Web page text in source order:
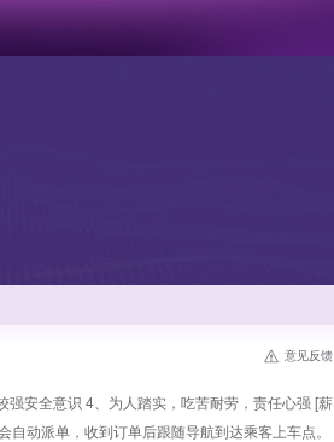
意见反馈
安全意识 4、为人踏实，吃苦耐劳，责任心强 [薪
动派单，收到订单后跟随导航到达乘客上车点。